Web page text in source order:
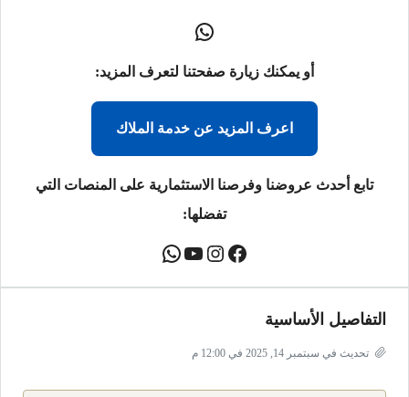
أو يمكنك زيارة صفحتنا لتعرف المزيد:
اعرف المزيد عن خدمة الملاك
تابع أحدث عروضنا وفرصنا الاستثمارية على المنصات التي
تفضلها:
التفاصيل الأساسية
تحديث في سبتمبر 14, 2025 في 12:00 م